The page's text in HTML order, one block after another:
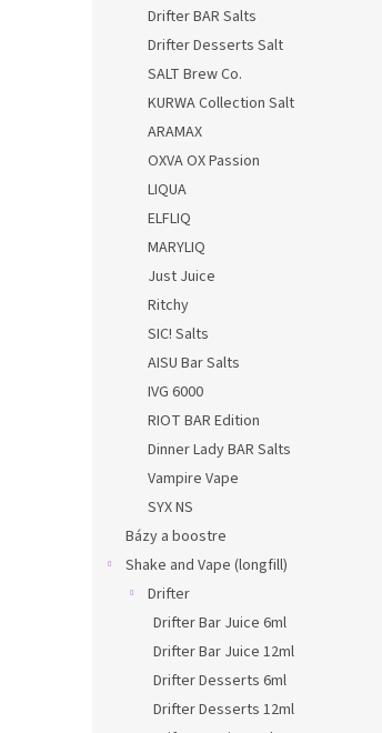
Drifter BAR Salts
Drifter Desserts Salt
SALT Brew Co.
KURWA Collection Salt
ARAMAX
OXVA OX Passion
LIQUA
ELFLIQ
MARYLIQ
Just Juice
Ritchy
SIC! Salts
AISU Bar Salts
IVG 6000
RIOT BAR Edition
Dinner Lady BAR Salts
Vampire Vape
SYX NS
Bázy a boostre
Shake and Vape (longfill)
Drifter
Drifter Bar Juice 6ml
Drifter Bar Juice 12ml
Drifter Desserts 6ml
Drifter Desserts 12ml